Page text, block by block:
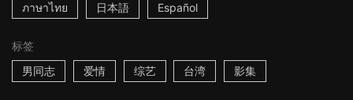
ภาษาไทย 日本語 Español
标签
男同志
爱情 综艺 台湾 影集